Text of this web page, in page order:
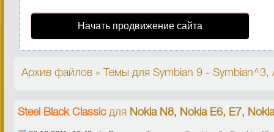
Начать продвижение сайта
Архив файлов » Темы для Symbian 9 - Symbian^3,
Steel Black Classicдля Nokia N8, Nokia E6, E7,